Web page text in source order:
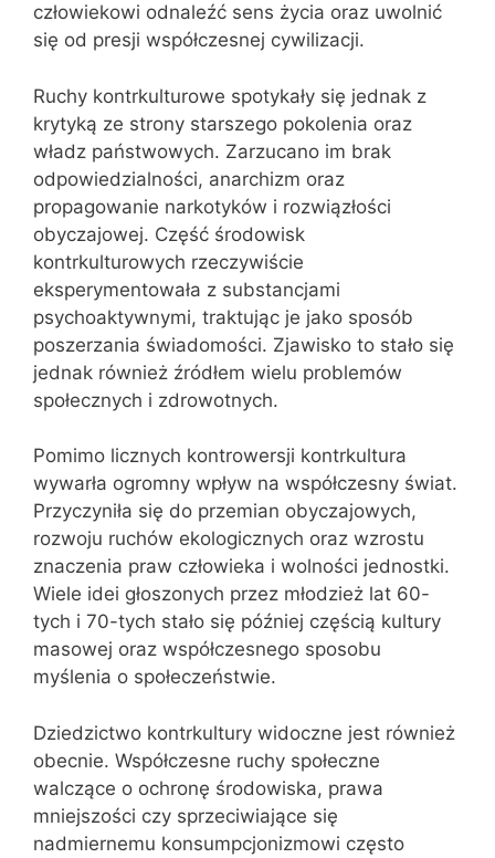
człowiekowi odnaleźć sens życia oraz uwolnić
się od presji współczesnej cywilizacji.
Ruchy kontrkulturowe spotykały się jednak z
krytyką ze strony starszego pokolenia oraz
władz państwowych. Zarzucano im brak
odpowiedzialności, anarchizm oraz
propagowanie narkotyków i rozwiązłości
obyczajowej. Część środowisk
kontrkulturowych rzeczywiście
eksperymentowała z substancjami
psychoaktywnymi, traktując je jako sposób
poszerzania świadomości. Zjawisko to stało się
jednak również źródłem wielu problemów
społecznych i zdrowotnych.
Pomimo licznych kontrowersji kontrkultura
wywarła ogromny wpływ na współczesny świat.
Przyczyniła się do przemian obyczajowych,
rozwoju ruchów ekologicznych oraz wzrostu
znaczenia praw człowieka i wolności jednostki.
Wiele idei głoszonych przez młodzież lat 60-
tych i 70-tych stało się później częścią kultury
masowej oraz współczesnego sposobu
myślenia o społeczeństwie.
Dziedzictwo kontrkultury widoczne jest również
obecnie. Współczesne ruchy społeczne
walczące o ochronę środowiska, prawa
mniejszości czy sprzeciwiające się
nadmiernemu konsumpcjonizmowi często